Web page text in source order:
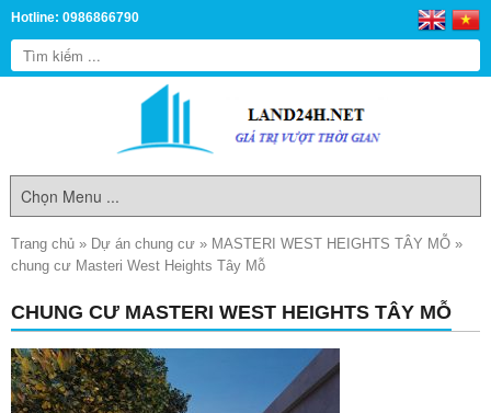
Hotline: 0986866790
Trang chủ » Dự án chung cư » MASTERI WEST HEIGHTS TÂY MỖ »
chung cư Masteri West Heights Tây Mỗ
CHUNG CƯ MASTERI WEST HEIGHTS TÂY MỖ